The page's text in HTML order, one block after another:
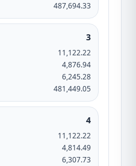
487,694.33
3
11,122.22
4,876.94
6,245.28
481,449.05
4
11,122.22
4,814.49
6,307.73